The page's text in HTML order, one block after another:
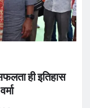
ही इतिहास